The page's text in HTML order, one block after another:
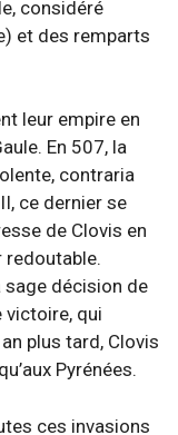
considéré
et des remparts
leur empire en
En 507, la
contraria
ce dernier se
de Clovis en
redoutable.
sage décision de
victoire, qui
plus tard, Clovis
Pyrénées.
ces invasions